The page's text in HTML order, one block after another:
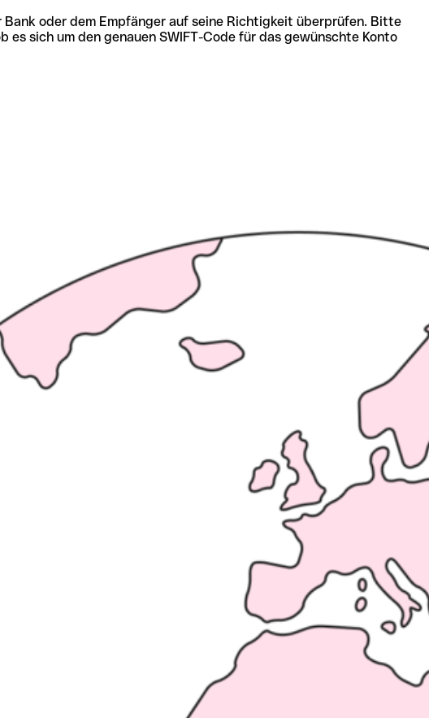
Bank oder dem Empfänger auf seine Richtigkeit überprüfen. Bitte
sich um den genauen SWIFT-Code für das gewünschte Konto